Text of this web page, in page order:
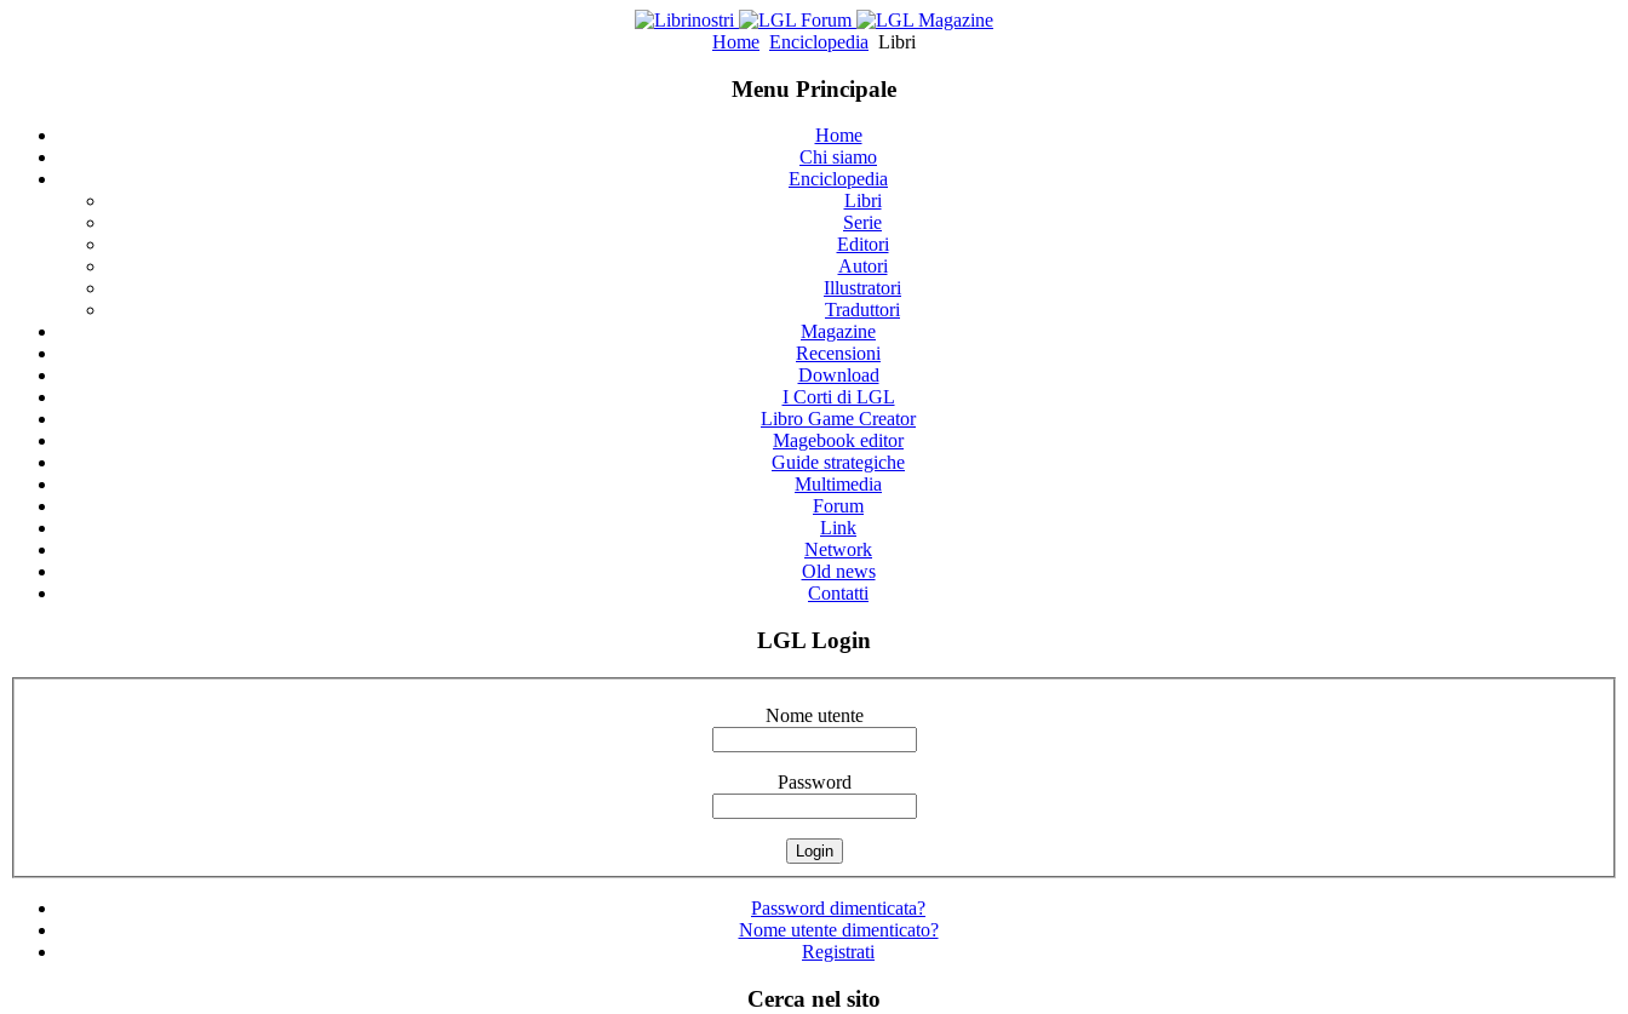
Home Enciclopedia Libri
Menu Principale
Home
Chi siamo
Enciclopedia
Libri
Serie
Editori
Autori
Illustratori
Traduttori
Magazine
Recensioni
Download
I Corti di LGL
Libro Game Creator
Magebook editor
Guide strategiche
Multimedia
Forum
Link
Network
Old news
Contatti
LGL Login
Nome utente
Password
Password dimenticata?
Nome utente dimenticato?
Registrati
Cerca nel sito